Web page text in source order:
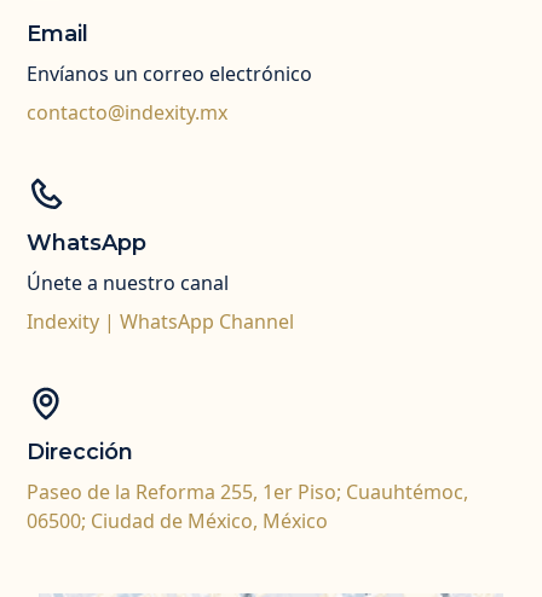
Email
Envíanos un correo electrónico
contacto@indexity.mx
WhatsApp
Únete a nuestro canal
Indexity | WhatsApp Channel
Dirección
Paseo de la Reforma 255, 1er Piso; Cuauhtémoc,
06500; Ciudad de México, México